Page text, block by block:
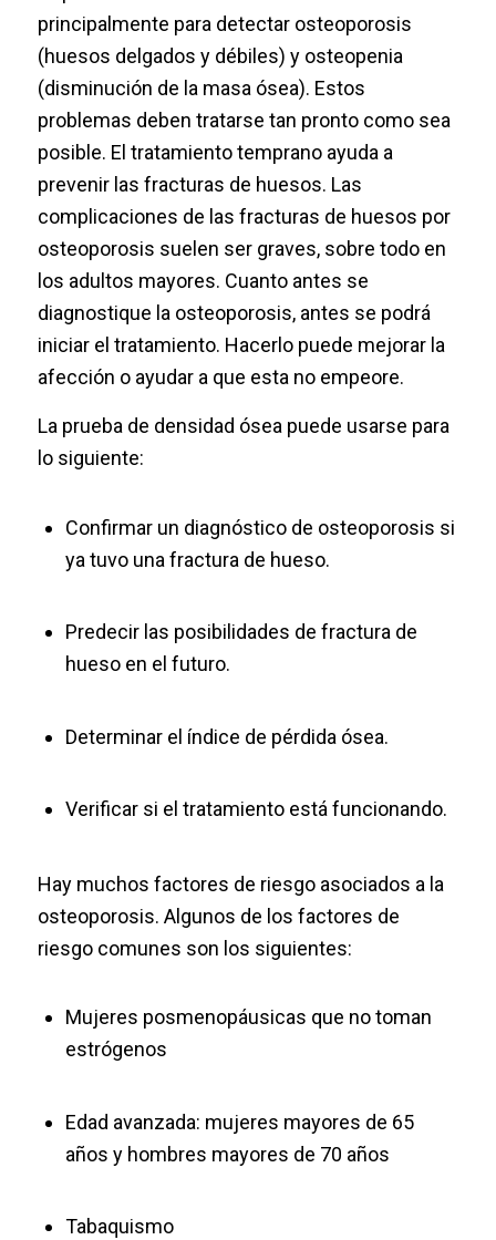
principalmente para detectar osteoporosis
(huesos delgados y débiles) y osteopenia
(disminución de la masa ósea). Estos
problemas deben tratarse tan pronto como sea
posible. El tratamiento temprano ayuda a
prevenir las fracturas de huesos. Las
complicaciones de las fracturas de huesos por
osteoporosis suelen ser graves, sobre todo en
los adultos mayores. Cuanto antes se
diagnostique la osteoporosis, antes se podrá
iniciar el tratamiento. Hacerlo puede mejorar la
afección o ayudar a que esta no empeore.
La prueba de densidad ósea puede usarse para
lo siguiente:
Confirmar un diagnóstico de osteoporosis si
ya tuvo una fractura de hueso.
Predecir las posibilidades de fractura de
hueso en el futuro.
Determinar el índice de pérdida ósea.
Verificar si el tratamiento está funcionando.
Hay muchos factores de riesgo asociados a la
osteoporosis. Algunos de los factores de
riesgo comunes son los siguientes:
Mujeres posmenopáusicas que no toman
estrógenos
Edad avanzada: mujeres mayores de 65
años y hombres mayores de 70 años
Tabaquismo